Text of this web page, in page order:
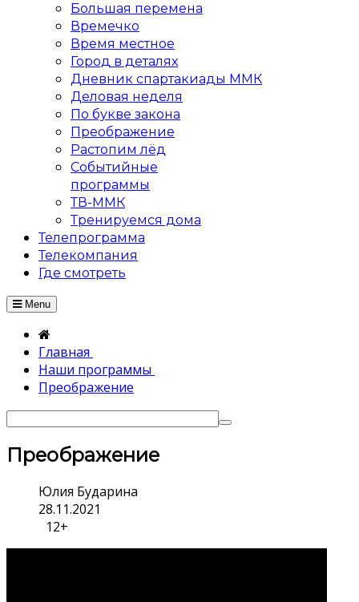
Большая перемена
Времечко
Время местное
Город в деталях
Дневник спартакиады ММК
Деловая неделя
По букве закона
Преображение
Растопим лёд
Событийные
программы
ТВ-ММК
Тренируемся дома
Телепрограмма
Телекомпания
Где смотреть
Menu
Главная
Наши программы
Преображение
Преображение
Юлия Бударина
28.11.2021
12+